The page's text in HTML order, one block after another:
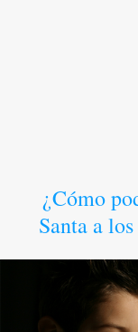
¿Cómo
Santa a